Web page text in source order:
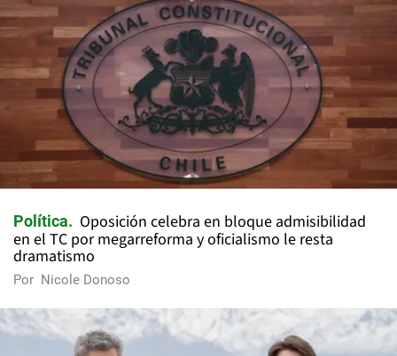
Política
Oposición celebra en bloque admisibilidad
en el TC por megarreforma y oficialismo le resta
dramatismo
Por Nicole Donoso